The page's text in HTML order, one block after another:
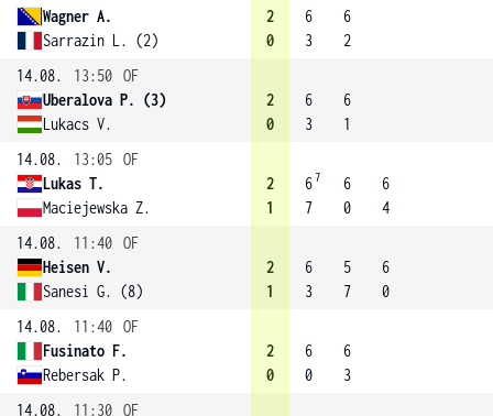
Wagner A.
Sarrazin L. (2)
2
0
6
3
6
2
14.08.
13:50 OF
Uberalova P. (3)
Lukacs V.
2
0
6
3
6
1
14.08.
13:05 OF
Lukas T.
Maciejewska Z.
2
1
67
7
6
0
6
4
14.08.
11:40 OF
Heisen V.
Sanesi G. (8)
2
1
6
3
5
7
6
0
14.08.
11:40 OF
Fusinato F.
Rebersak P.
2
0
6
0
6
3
14.08.
11:30 OF